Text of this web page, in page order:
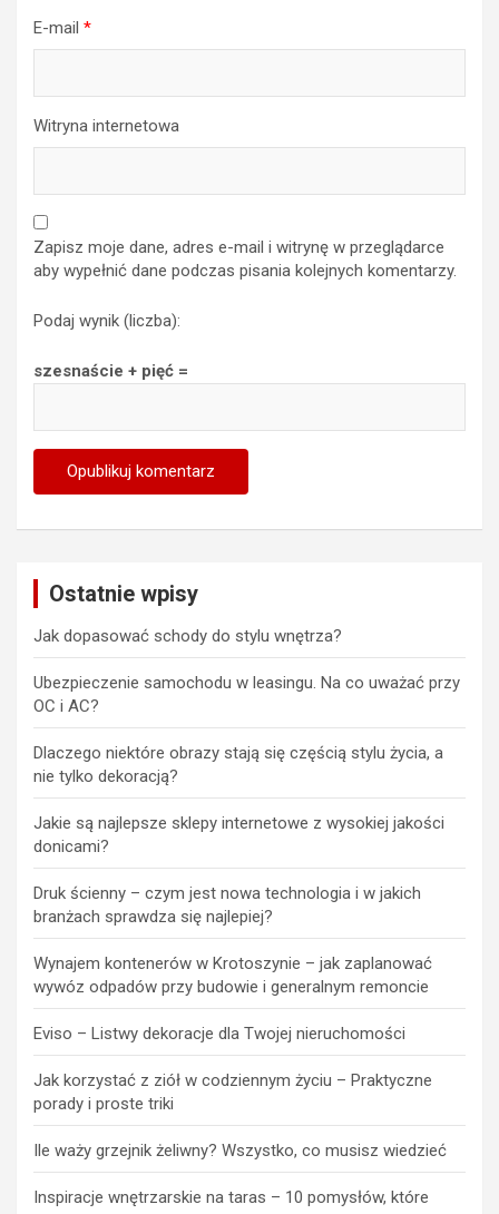
E-mail *
Witryna internetowa
Zapisz moje dane, adres e-mail i witrynę w przeglądarce
aby wypełnić dane podczas pisania kolejnych komentarzy.
Podaj wynik (liczba):
szesnaście + pięć =
Ostatnie wpisy
Jak dopasować schody do stylu wnętrza?
Ubezpieczenie samochodu w leasingu. Na co uważać przy
OC i AC?
Dlaczego niektóre obrazy stają się częścią stylu życia, a
nie tylko dekoracją?
Jakie są najlepsze sklepy internetowe z wysokiej jakości
donicami?
Druk ścienny – czym jest nowa technologia i w jakich
branżach sprawdza się najlepiej?
Wynajem kontenerów w Krotoszynie – jak zaplanować
wywóz odpadów przy budowie i generalnym remoncie
Eviso – Listwy dekoracje dla Twojej nieruchomości
Jak korzystać z ziół w codziennym życiu – Praktyczne
porady i proste triki
Ile waży grzejnik żeliwny? Wszystko, co musisz wiedzieć
Inspiracje wnętrzarskie na taras – 10 pomysłów, które